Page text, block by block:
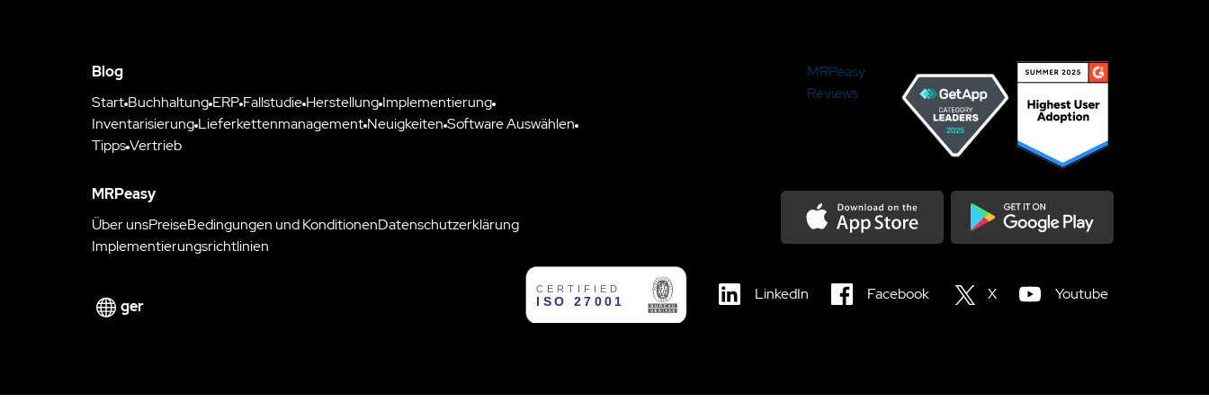
Blog
Start Buchhaltung ERP Fallstudie Herstellung Implementierung
Inventarisierung Lieferkettenmanagement Neuigkeiten Software Auswählen
TippsVertrieb
MRPeasy
Über unsPreiseBedingungen und KonditionenDatenschutzerklärung
Implementierungsrichtlinien
MRPeasy
Reviews
ger
LinkedIn Facebook X Youtube